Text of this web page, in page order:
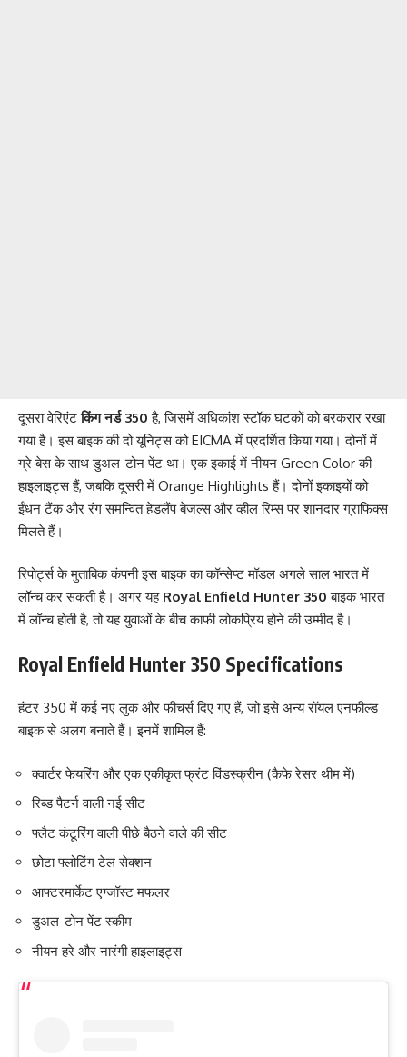
दूसरा वेरिएंटकिंग नर्ड 350 है, जिसमें अधिकांश स्टॉक घटकों को बरकरार रखा
गया है। इस बाइक की दो यूनिट्स को EICMA में प्रदर्शित किया गया। दोनों में
ग्रे बेस के साथ डुअल-टोन पेंट था। एक इकाई में नीयन Green Color की
हाइलाइट्स हैं, जबकि दूसरी में Orange Highlights हैं। दोनों इकाइयों को
ईंधन टैंक और रंग समन्वित हेडलैंप बेजल्स और व्हील रिम्स पर शानदार ग्राफिक्स
मिलते हैं।
रिपोर्ट्स के मुताबिक कंपनी इस बाइक का कॉन्सेप्ट मॉडल अगले साल भारत में
लॉन्च कर सकती है। अगर यह Royal Enfield Hunter 350 बाइक भारत
में लॉन्च होती है, तो यह युवाओं के बीच काफी लोकप्रिय होने की उम्मीद है।
Royal Enfield Hunter 350 Specifications
हंटर 350 में कई नए लुक और फीचर्स दिए गए हैं, जो इसे अन्य रॉयल एनफील्ड
बाइक से अलग बनाते हैं। इनमें शामिल हैं:
क्वार्टर फेयरिंग और एक एकीकृत फ्रंट विंडस्क्रीन (कैफे रेसर थीम में)
रिब्ड पैटर्न वाली नई सीट
फ्लैट कंटूरिंग वाली पीछे बैठने वाले की सीट
छोटा फ्लोटिंग टेल सेक्शन
आफ्टरमार्केट एग्जॉस्ट मफलर
डुअल-टोन पेंट स्कीम
नीयन हरे और नारंगी हाइलाइट्स